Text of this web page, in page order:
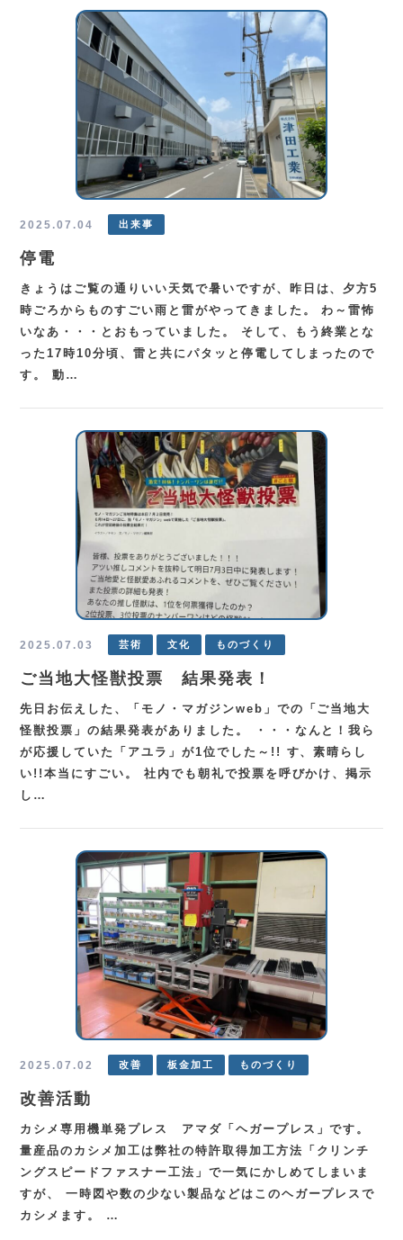
2025.07.04 出来事
停電
きょうはご覧の通りいい天気で暑いですが、昨日は、夕方5
時ごろからものすごい雨と雷がやってきました。 わ～雷怖
いなあ・・・とおもっていました。 そして、もう終業とな
った17時10分頃、雷と共にパタッと停電してしまったので
す。 動…
2025.07.03 芸術 文化 ものづくり
ご当地大怪獣投票 結果発表！
先日お伝えした、「モノ・マガジンweb」での「ご当地大
怪獣投票」の結果発表がありました。 ・・・なんと！我ら
が応援していた「アユラ」が1位でした～!! す、素晴らし
い!!本当にすごい。 社内でも朝礼で投票を呼びかけ、掲示
し…
2025.07.02 改善 板金加工 ものづくり
改善活動
カシメ専用機単発プレス アマダ「ヘガープレス」です。
量産品のカシメ加工は弊社の特許取得加工方法「クリンチ
ングスピードファスナー工法」で一気にかしめてしまいま
すが、 一時図や数の少ない製品などはこのヘガープレスで
カシメます。 …